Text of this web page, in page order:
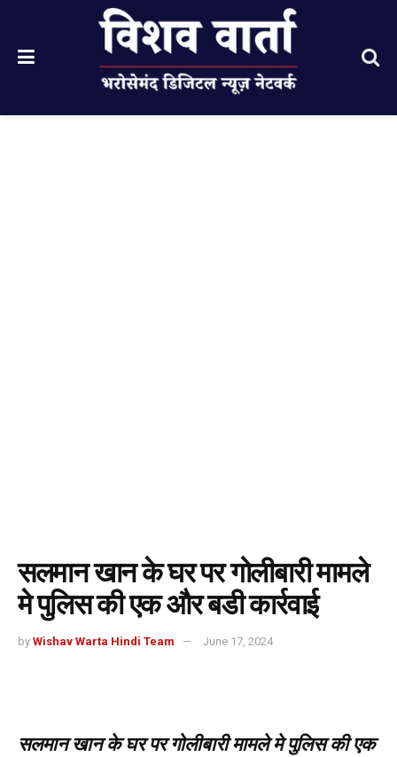
सलमान खान के घर पर गोलीबारी मामले
मे पुलिस की एक और बडी कार्रवाई
by Wishav Warta Hindi Team June 17, 2024
सलमान खान के घर पर गोलीबारी मामले मे पुलिस की एक